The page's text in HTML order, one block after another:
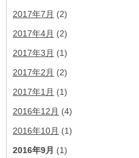
2017年7月 (2)
2017年4月 (2)
2017年3月 (1)
2017年2月 (2)
2017年1月 (1)
2016年12月 (4)
2016年10月 (1)
2016年9月 (1)